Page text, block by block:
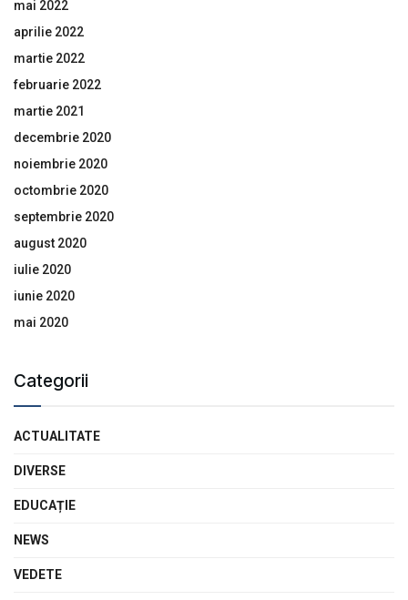
mai 2022
aprilie 2022
martie 2022
februarie 2022
martie 2021
decembrie 2020
noiembrie 2020
octombrie 2020
septembrie 2020
august 2020
iulie 2020
iunie 2020
mai 2020
Categorii
ACTUALITATE
DIVERSE
EDUCAȚIE
NEWS
VEDETE